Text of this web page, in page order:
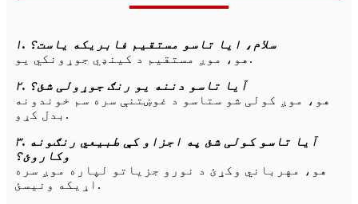
۱. سلام، ایا تاسو مستقیم فابریکه یاست؟
هو، موږ مستقیم د کینډي جوړونکي یو.
۲. آیا تاسو دننه یو رنګ جوړولی شئ؟
هو، موږ کولی شو ستاسو د غوښتنې سره سم خوندونه
بدل کړو.
۳. آیا تاسو کولی شئ په اجزاو کې طبیعي رنګونه
وکاروئ؟
هو، مهرباني وکړئ د نورو جزیاتو لپاره موږ سره
اړیکه ونیسئ.